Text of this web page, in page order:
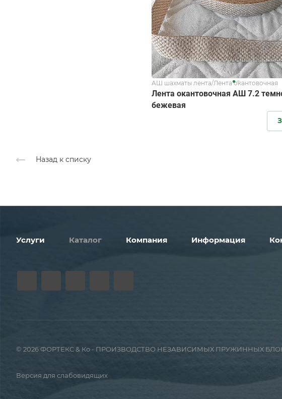
АШ шахматы лента/Лента окантовочная
Лента окантовочная АШ 7.2
бежевая
Назад к списку
Услуги Каталог Компания Информация
© 2026 ФОРТЕКС & Ко - ПРОИЗВОДСТВО НЕЗАВИСИМЫХ ПРУЖИННЫХ
Версия для слабовидящих